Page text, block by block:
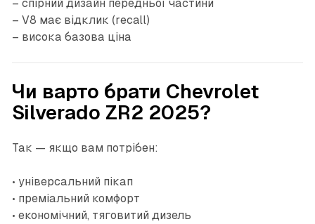
– спірний дизайн передньої частини
– V8 має відклик (recall)
– висока базова ціна
Чи варто брати Chevrolet
Silverado ZR2 2025?
Так — якщо вам потрібен:
• універсальний пікап
• преміальний комфорт
• економічний, тяговитий дизель